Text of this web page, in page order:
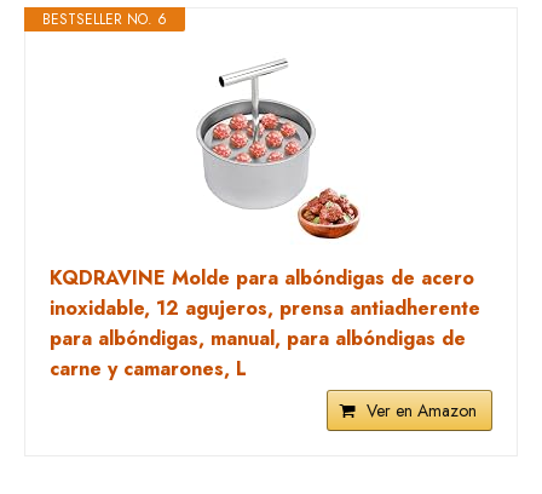
BESTSELLER NO. 6
KQDRAVINE Molde para albóndigas de acero
inoxidable, 12 agujeros, prensa antiadherente
para albóndigas, manual, para albóndigas de
carne y camarones, L
Ver en Amazon